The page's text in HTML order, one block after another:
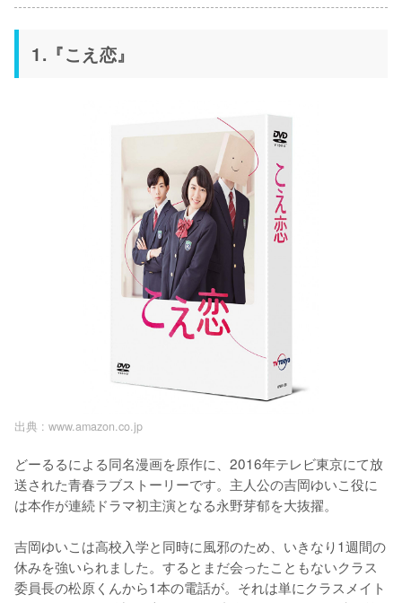
1.『こえ恋』
出典 : www.amazon.co.jp
どーるるによる同名漫画を原作に、2016年テレビ東京にて放
送された青春ラブストーリーです。主人公の吉岡ゆいこ役に
は本作が連続ドラマ初主演となる永野芽郁を大抜擢。
吉岡ゆいこは高校入学と同時に風邪のため、いきなり1週間の
休みを強いられました。するとまだ会ったこともないクラス
委員長の松原くんから1本の電話が。それは単にクラスメイト